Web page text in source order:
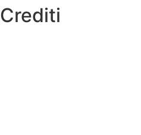
Crediti